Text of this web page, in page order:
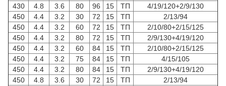
430
4.8 3.6 80 96 15 ТП
4/19/120+2/9/130
450
4.4 3.2 30 72 15 ТП
2/13/94
450
4.4 3.2 60 72 15 ТП
2/10/80+2/15/125
450
4.4 3.2 80 72 15 ТП
2/9/130+4/19/120
450
4.4 3.2 60 84 15 ТП
2/10/80+2/15/125
450
4.4 3.2 75 84 15 ТП
4/15/105
450
4.4 3.2 80 84 15 ТП
2/9/130+4/19/120
450
4.8 3.6 30 72 15 ТП
2/13/94